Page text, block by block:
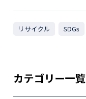
リサイクル SDGs
カテゴリー一覧